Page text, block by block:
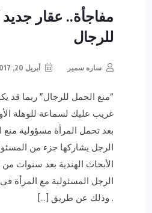
مفاجأة.. عقار
للرجال
ساره سمير أبريل 20, 2017
“منع الحمل للرجال” ربما قد
غريب عليك لسماعة للوهلة
بعد تحمل المرأة مسؤولية
الرجل يشاركها جزء من
الأبحاث الهندية بعد سنوات
الرجل المسئولية مع المرأة
. وذلك عن طريق […]